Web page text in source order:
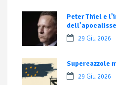
Peter Thiel e
dell’apocalisse
29 Giu 2026
Supercazzole
29 Giu 2026